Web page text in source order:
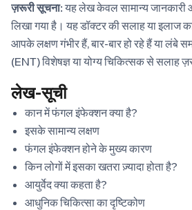
ज़रूरी सूचना: यह लेख केवल सामान्य जानकारी
लिखा गया है। यह डॉक्टर की सलाह या इलाज
आपके लक्षण गंभीर हैं, बार-बार हो रहे हैं या लंबे
(ENT) विशेषज्ञ या योग्य चिकित्सक से सलाह
लेख-सूची
कान में फंगल इंफेक्शन क्या है?
इसके सामान्य लक्षण
फंगल इंफेक्शन होने के मुख्य कारण
किन लोगों में इसका खतरा ज़्यादा होता है?
आयुर्वेद क्या कहता है?
आधुनिक चिकित्सा का दृष्टिकोण